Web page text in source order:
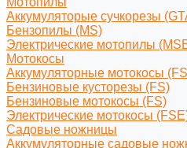
Аккумуляторые сучкорезы
Бензопилы (MS)
Электрические мотопилы
Мотокосы
Аккумуляторные мотокосы
Бензиновые кусторезы (FS)
Бензиновые мотокосы (FS)
Электрические мотокосы
Садовые ножницы
Аккумуляторные садовые